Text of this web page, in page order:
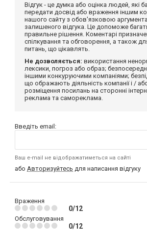
Відгук - це думка або оцінка людей, які
передати досвід або враження іншим
нашого сайту з обов'язковою
залишеного відгука. Це допоможе
правильне рішення. Коментарі
спілкування та обговорення, а також
питань, що цікавлять.
Не дозволяється: використання
лексики, погроз або образ;
іншими конкуруючими компаніями;
що ображають діяльність компанії і / або
розміщення посилань на сторонні
реклама та самореклама.
Введіть email:
Ваш e-mail не відображатиметься на сайті
або Авторизуйтесь для написання відгуку
Враження
0/12
Обслуговування
0/12